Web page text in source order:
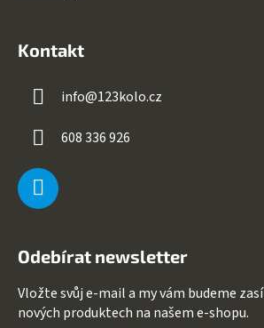
Kontakt
info@123kolo.cz
608 336 926
Odebírat newsletter
Vložte svůj e-mail a my vám budeme
nových produktech na našem e-shopu.